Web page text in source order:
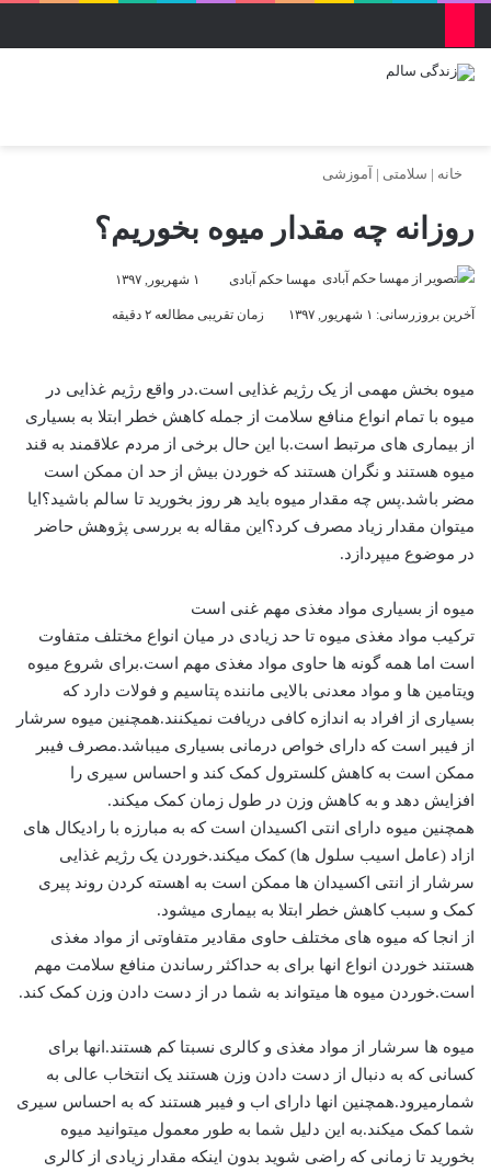
خانه | سلامتی | آموزشی
روزانه چه مقدار میوه بخوریم؟
مهسا حکم آبادی ۱ شهریور, ۱۳۹۷
آخرین بروزرسانی: ۱ شهریور, ۱۳۹۷ زمان تقریبی مطالعه ۲ دقیقه
میوه بخش مهمی از یک رژیم غذایی است.در واقع رژیم غذایی در
میوه با تمام انواع منافع سلامت از جمله کاهش خطر ابتلا به بسیاری
از بیماری های مرتبط است.با این حال برخی از مردم علاقمند به قند
میوه هستند و نگران هستند که خوردن بیش از حد ان ممکن است
مضر باشد.پس چه مقدار میوه باید هر روز بخورید تا سالم باشید؟ایا
میتوان مقدار زیاد مصرف کرد؟این مقاله به بررسی پژوهش حاضر
در موضوع میپردازد.
میوه از بسیاری مواد مغذی مهم غنی است
ترکیب مواد مغذی میوه تا حد زیادی در میان انواع مختلف متفاوت
است اما همه گونه ها حاوی مواد مغذی مهم است.برای شروع میوه
ویتامین ها و مواد معدنی بالایی ماننده پتاسیم و فولات دارد که
بسیاری از افراد به اندازه کافی دریافت نمیکنند.همچنین میوه سرشار
از فیبر است که دارای خواص درمانی بسیاری میباشد.مصرف فیبر
ممکن است به کاهش کلسترول کمک کند و احساس سیری را
افزایش دهد و به کاهش وزن در طول زمان کمک میکند.
همچنین میوه دارای انتی اکسیدان است که به مبارزه با رادیکال های
ازاد (عامل اسیب سلول ها) کمک میکند.خوردن یک رژیم غذایی
سرشار از انتی اکسیدان ها ممکن است به اهسته کردن روند پیری
کمک و سبب کاهش خطر ابتلا به بیماری میشود.
از انجا که میوه های مختلف حاوی مقادیر متفاوتی از مواد مغذی
هستند خوردن انواع انها برای به حداکثر رساندن منافع سلامت مهم
است.خوردن میوه ها میتواند به شما در از دست دادن وزن کمک کند.
میوه ها سرشار از مواد مغذی و کالری نسبتا کم هستند.انها برای
کسانی که به دنبال از دست دادن وزن هستند یک انتخاب عالی به
شمارمیرود.همچنین انها دارای اب و فیبر هستند که به احساس سیری
شما کمک میکند.به این دلیل شما به طور معمول میتوانید میوه
بخورید تا زمانی که راضی شوید بدون اینکه مقدار زیادی از کالری